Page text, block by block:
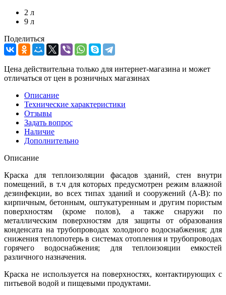
2 л
9 л
Поделиться
Цена действительна только для интернет-магазина и может
отличаться от цен в розничных магазинах
Описание
Технические характеристики
Отзывы
Задать вопрос
Наличие
Дополнительно
Описание
Краска для теплоизоляции фасадов зданий, стен внутри
помещений, в т.ч для которых предусмотрен режим влажной
дезинфекции, во всех типах зданий и сооружений (А-В): по
кирпичным, бетонным, оштукатуренным и другим пористым
поверхностям (кроме полов), а также снаружи по
металлическим поверхностям для защиты от образования
конденсата на трубопроводах холодного водоснабжения; для
снижения теплопотерь в системах отопления и трубопроводах
горячего водоснабжения; для теплоизояции емкостей
различного назначения.
Краска не используется на поверхностях, контактирующих с
питьевой водой и пищевыми продуктами.